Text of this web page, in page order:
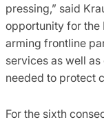
pressing,” said
opportunity for the
arming frontline
services as well
needed to protect
For the sixth